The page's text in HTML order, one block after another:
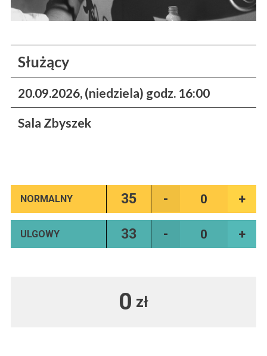
Służący
20.09.2026, (niedziela) godz. 16:00
Sala Zbyszek
NORMALNY 35
ULGOWY 33
0 zł